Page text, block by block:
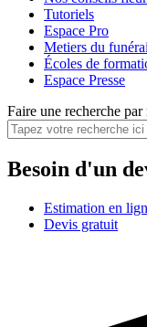
Tutoriels
Espace Pro
Metiers du
Écoles de
Espace Presse
Faire une recherche
Besoin d'un
Estimation en
Devis gratuit